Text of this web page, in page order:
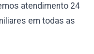
atendimento 24
em todas as